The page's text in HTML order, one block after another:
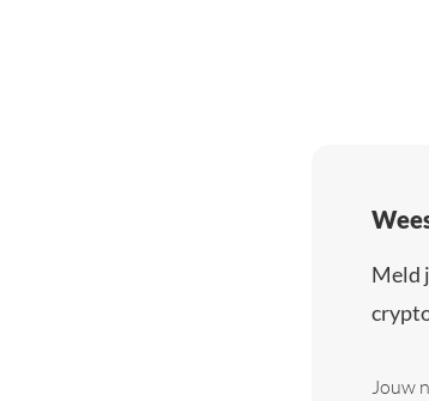
Meld
Jouw